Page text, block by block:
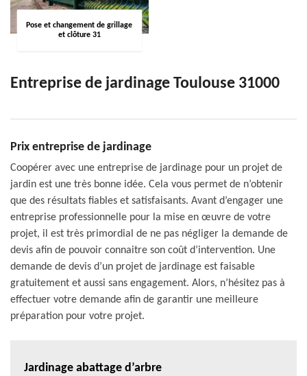
Pose et changement de grillage
et clôture 31
Entreprise de jardinage Toulouse 31000
Prix entreprise de jardinage
Coopérer avec une entreprise de jardinage pour un projet de
jardin est une très bonne idée. Cela vous permet de n’obtenir
que des résultats fiables et satisfaisants. Avant d’engager une
entreprise professionnelle pour la mise en œuvre de votre
projet, il est très primordial de ne pas négliger la demande de
devis afin de pouvoir connaitre son coût d’intervention. Une
demande de devis d’un projet de jardinage est faisable
gratuitement et aussi sans engagement. Alors, n’hésitez pas à
effectuer votre demande afin de garantir une meilleure
préparation pour votre projet.
Jardinage abattage d’arbre